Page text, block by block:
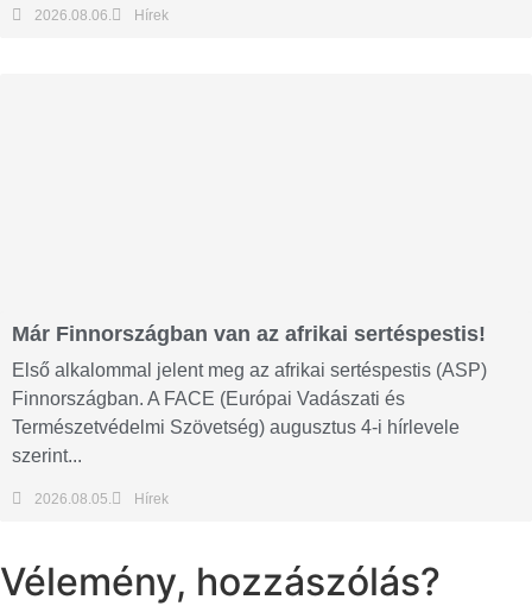
2026.08.06. Hírek
Már Finnországban van az afrikai sertéspestis!
Első alkalommal jelent meg az afrikai sertéspestis (ASP)
Finnországban. A FACE (Európai Vadászati és
Természetvédelmi Szövetség) augusztus 4-i hírlevele
szerint...
2026.08.05. Hírek
Vélemény, hozzászólás?